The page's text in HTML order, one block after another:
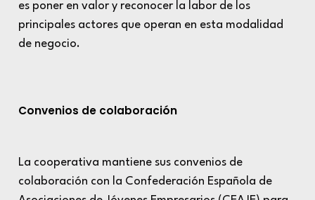
es poner en valor y reconocer la labor de los
principales actores que operan en esta modalidad
de negocio.
Convenios de colaboración
La cooperativa mantiene sus convenios de
colaboración con la Confederación Española de